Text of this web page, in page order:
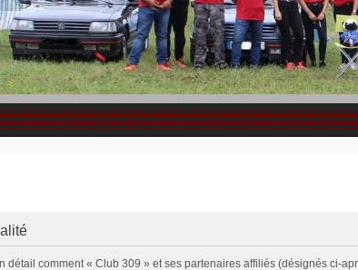
comment « Club 309 » et ses partenaires affiliés (désignés ci-